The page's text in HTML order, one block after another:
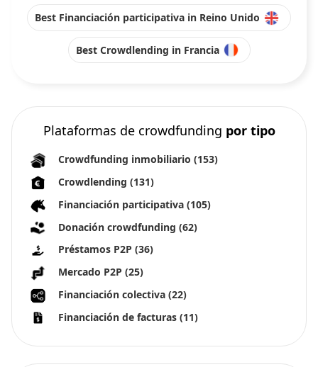
Best Financiación participativa in Reino Unido
Best Crowdlending in Francia
Plataformas de crowdfunding por tipo
Crowdfunding inmobiliario (153)
Crowdlending (131)
Financiación participativa (105)
Donación crowdfunding (62)
Préstamos P2P (36)
Mercado P2P (25)
Financiación colectiva (22)
Financiación de facturas (11)